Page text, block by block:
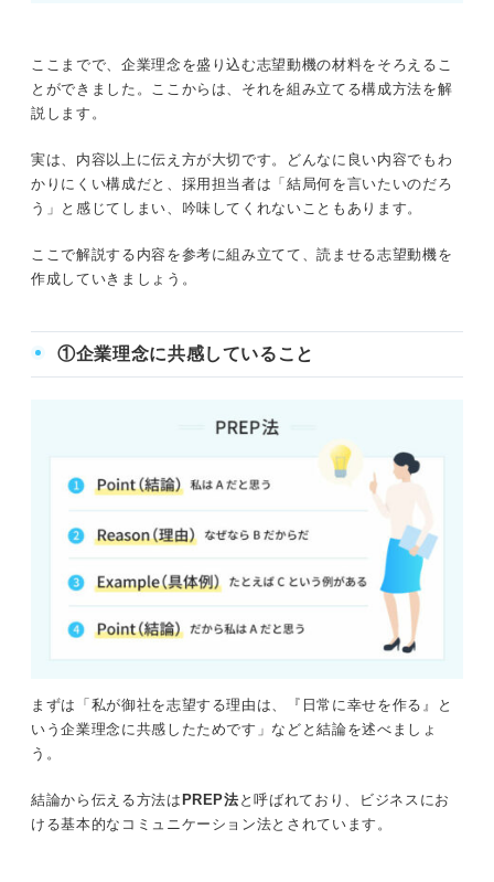
ここまでで、企業理念を盛り込む志望動機の材料をそろえるこ
とができました。ここからは、それを組み立てる構成方法を解
説します。
実は、内容以上に伝え方が大切です。どんなに良い内容でもわ
かりにくい構成だと、採用担当者は「結局何を言いたいのだろ
う」と感じてしまい、吟味してくれないこともあります。
ここで解説する内容を参考に組み立てて、読ませる志望動機を
作成していきましょう。
①企業理念に共感していること
まずは「私が御社を志望する理由は、『日常に幸せを作る』と
いう企業理念に共感したためです」などと結論を述べましょ
う。
結論から伝える方法は PREP法 と呼ばれており、ビジネスにお
ける基本的なコミュニケーション法とされています。